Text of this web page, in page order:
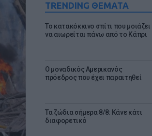
TRENDING ΘΕΜΑΤΑ
Το κατακόκκινο σπίτι που μοιάζει
να αιωρείται πάνω από το Κάπρι
Ο μοναδικός Αμερικανός
πρόεδρος που έχει παραιτηθεί
Τα ζώδια σήμερα 8/8: Κάνε κάτι
διαφορετικό